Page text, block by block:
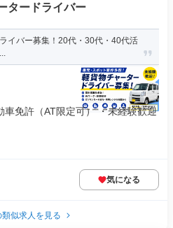
タードライバー
イバー募集！20代・30代・40代活
車免許（AT限定可） ・未経験歓迎
気になる
似求人を見る